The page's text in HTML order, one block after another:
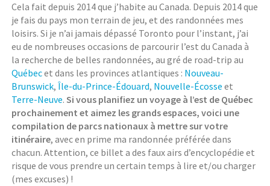
Cela fait depuis 2014 que j’habite au Canada. Depuis 2014 que
je fais du pays mon terrain de jeu, et des randonnées mes
loisirs. Si je n’ai jamais dépassé Toronto pour l’instant, j’ai
eu de nombreuses occasions de parcourir l’est du Canada à
la recherche de belles randonnées, au gré de road-trip au
Québecet dans les provinces atlantiques : Nouveau-
Brunswick,Île-du-Prince-Édouard, Nouvelle-Écosse et
Terre-Neuve.Si vous planifiez un voyage à l’est de Québec
prochainement et aimez les grands espaces, voici une
compilation de parcs nationaux à mettre sur votre
itinéraire, avec en prime ma randonnée préférée dans
chacun. Attention, ce billet a des faux airs d’encyclopédie et
risque de vous prendre un certain temps à lire et/ou charger
(mes excuses) !